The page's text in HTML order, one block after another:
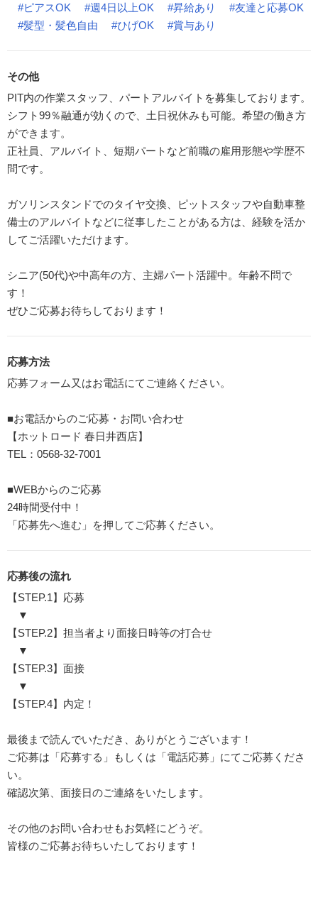
#ピアスOK
#週4日以上OK #昇給あり
#友達と応募OK
#髪型・髪色自由
#ひげOK #賞与あり
その他
PIT内の作業スタッフ、パートアルバイトを募集しております。
シフト99％融通が効くので、土日祝休みも可能。希望の働き方
ができます。
正社員、アルバイト、短期パートなど前職の雇用形態や学歴不
問です。
ガソリンスタンドでのタイヤ交換、ピットスタッフや自動車整
備士のアルバイトなどに従事したことがある方は、経験を活か
してご活躍いただけます。
シニア(50代)や中高年の方、主婦パート活躍中。年齢不問で
す！
ぜひご応募お待ちしております！
応募方法
応募フォーム又はお電話にてご連絡ください。
■お電話からのご応募・お問い合わせ
【ホットロード 春日井西店】
TEL：0568-32-7001
■WEBからのご応募
24時間受付中！
「応募先へ進む」を押してご応募ください。
応募後の流れ
【STEP.1】応募
▼
【STEP.2】担当者より面接日時等の打合せ
▼
【STEP.3】面接
▼
【STEP.4】内定！
最後まで読んでいただき、ありがとうございます！
ご応募は「応募する」もしくは「電話応募」にてご応募くださ
い。
確認次第、面接日のご連絡をいたします。
その他のお問い合わせもお気軽にどうぞ。
皆様のご応募お待ちいたしております！